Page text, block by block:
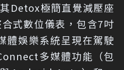
Detox極簡直覺減壓座
式數位儀表，包含7吋
體娛樂系統呈現在駕駛
多媒體功能（包